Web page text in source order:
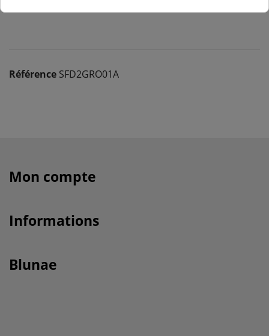
Référence SFD2GRO01A
Mon compte
Informations
Blunae